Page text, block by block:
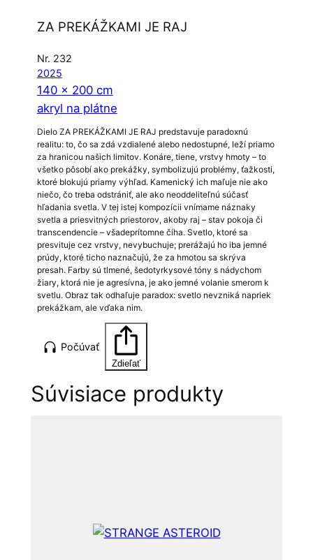
ZA PREKÁŽKAMI JE RAJ
Nr. 232
2025
140 x 200 cm
akryl na plátne
Dielo ZA PREKÁŽKAMI JE RAJ predstavuje paradoxnú
realitu: to, čo sa zdá vzdialené alebo nedostupné, leží priamo
za hranicou našich limitov. Konáre, tiene, vrstvy hmoty – to
všetko pôsobí ako prekážky, symbolizujú problémy, ťažkosti,
ktoré blokujú priamy výhľad. Kamenický ich maľuje nie ako
niečo, čo treba odstrániť, ale ako neoddeliteľnú súčasť
hľadania svetla. V tej istej kompozícii vnímame náznaky
svetla a priesvitných priestorov, akoby raj – stav pokoja či
transcendencie – všadeprítomne číha. Svetlo, ktoré sa
presvituje cez vrstvy, nevybuchuje; prerážajú ho iba jemné
prúdy, ktoré ticho naznačujú, že za hmotou sa skrýva
presah. Farby sú tlmené, šedotyrkysové tóny s nádychom
žiary, ktorá nie je agresívna, je ako jemné volanie smerom k
svetlu. Obraz tak odhaľuje paradox: svetlo nevzniká napriek
prekážkam, ale vďaka nim.
Počúvať
Zdieľať
Súvisiace produkty